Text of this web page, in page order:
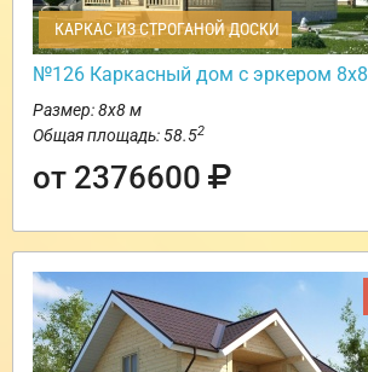
КАРКАС ИЗ СТРОГАНОЙ ДОСКИ
№126 Каркасный дом с эркером 8х8
Размер: 8х8 м
Общая площадь: 58.52
от 2376600